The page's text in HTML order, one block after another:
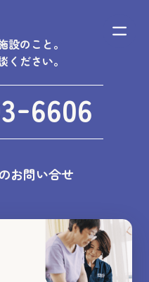
設のこと。
ください。
-6606
お問い合せ